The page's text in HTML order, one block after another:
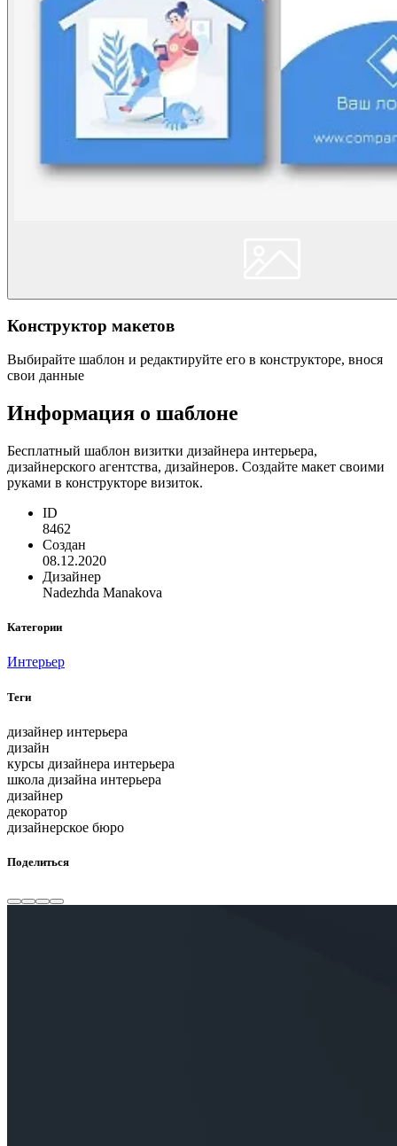
Конструктор макетов
Выбирайте шаблон и редактируйте его в конструкторе, внося
свои данные
Информация о шаблоне
Бесплатный шаблон визитки дизайнера интерьера,
дизайнерского агентства, дизайнеров. Создайте макет своими
руками в конструкторе визиток.
ID
8462
Создан
08.12.2020
Дизайнер
Nadezhda Manakova
Категории
Интерьер
Теги
дизайнер интерьера
дизайн
курсы дизайнера интерьера
школа дизайна интерьера
дизайнер
декоратор
дизайнерское бюро
Поделиться